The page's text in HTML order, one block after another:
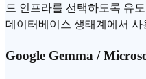
드 인프라를 선택하도록 유
데이터베이스 생태계에서
Google Gemma /